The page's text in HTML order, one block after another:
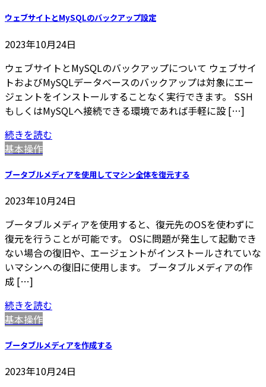
ウェブサイトとMySQLのバックアップ設定
2023年10月24日
ウェブサイトとMySQLのバックアップについて ウェブサイ
トおよびMySQLデータベースのバックアップは対象にエー
ジェントをインストールすることなく実行できます。 SSH
もしくはMySQLへ接続できる環境であれば手軽に設 […]
続きを読む
基本操作
ブータブルメディアを使用してマシン全体を復元する
2023年10月24日
ブータブルメディアを使用すると、復元先のOSを使わずに
復元を行うことが可能です。 OSに問題が発生して起動でき
ない場合の復旧や、エージェントがインストールされていな
いマシンへの復旧に使用します。 ブータブルメディアの作
成 […]
続きを読む
基本操作
ブータブルメディアを作成する
2023年10月24日